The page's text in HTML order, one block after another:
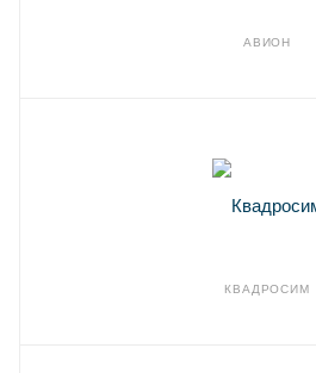
АВИОН
КВАДРОСИМ